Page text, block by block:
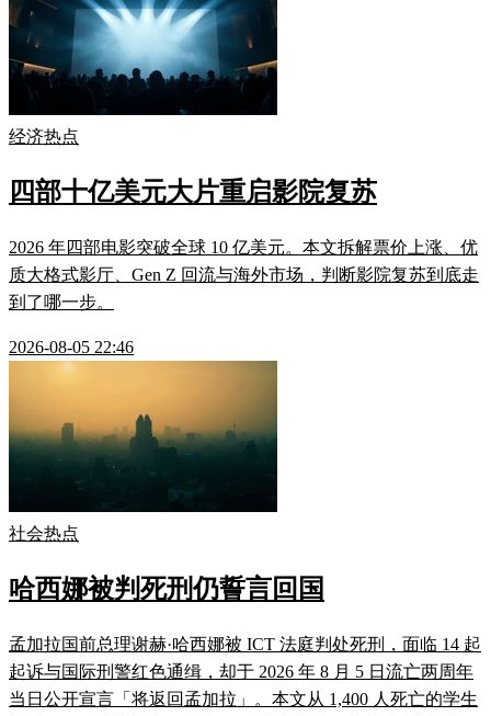
经济热点
四部十亿美元大片重启影院复苏
2026 年四部电影突破全球 10 亿美元。本文拆解票价上涨、优
质大格式影厅、Gen Z 回流与海外市场，判断影院复苏到底走
到了哪一步。
2026-08-05 22:46
社会热点
哈西娜被判死刑仍誓言回国
孟加拉国前总理谢赫·哈西娜被 ICT 法庭判处死刑，面临 14 起
起诉与国际刑警红色通缉，却于 2026 年 8 月 5 日流亡两周年
当日公开宣言「将返回孟加拉」。本文从 1,400 人死亡的学生